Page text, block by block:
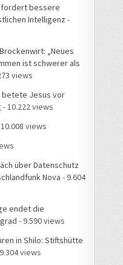
fordert bessere
Intelligenz -
„Neues
ist schwerer als
views
betete Jesus vor
- 10.222 views
views
über Datenschutz
Nova - 9.604
endet die
- 9.590 views
in Shilo: Stiftshütte
views